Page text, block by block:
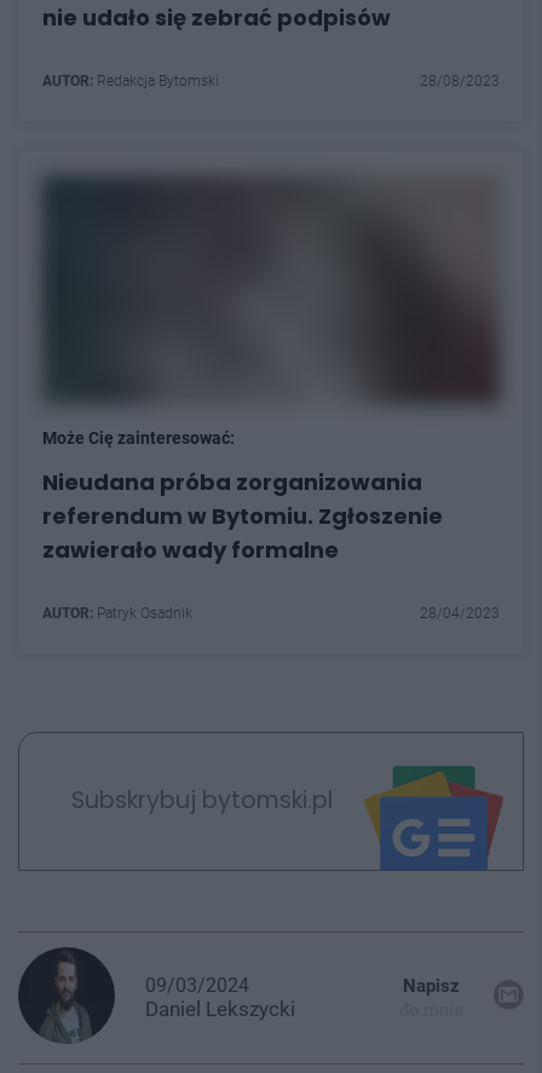
nie udało się zebrać podpisów
AUTOR: Redakcja Bytomski 28/08/2023
Może Cię zainteresować:
Nieudana próba zorganizowania
referendum w Bytomiu. Zgłoszenie
zawierało wady formalne
AUTOR: Patryk Osadnik 28/04/2023
Subskrybuj bytomski.pl
09/03/2024
Daniel Lekszycki
Napisz